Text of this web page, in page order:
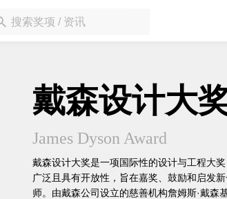
戴森设计大
James Dyson Award
戴森设计大奖是一项国际性的设计与工程大
广泛且具有开放性，旨在嘉奖、鼓励和启发
师。由戴森公司设立的慈善机构詹姆斯·戴森